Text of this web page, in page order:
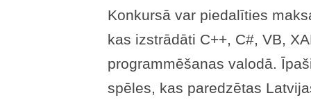
Konkursā var piedalīties
kas izstrādāti C++, C#, VB,
programmēšanas valodā.
spēles, kas paredzētas